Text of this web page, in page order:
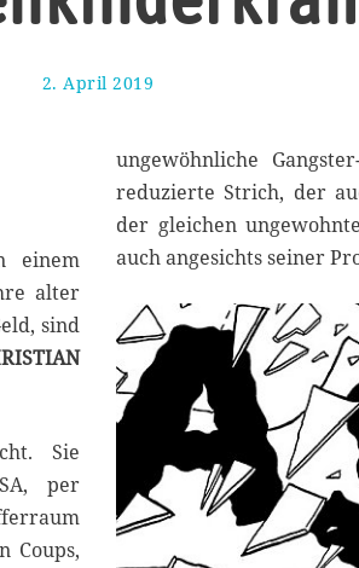
2. April 2019
p
i
l
2
9
einem
alter
sind
Sie
per
Coups,
ungewöhnliche
reduzierte Strich, der
der gleichen
auch angesichts seiner